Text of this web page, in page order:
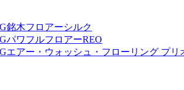
銘木フロアーシルク
パワフルフロアーREO
エアー・ウォッシュ・フローリング プリ